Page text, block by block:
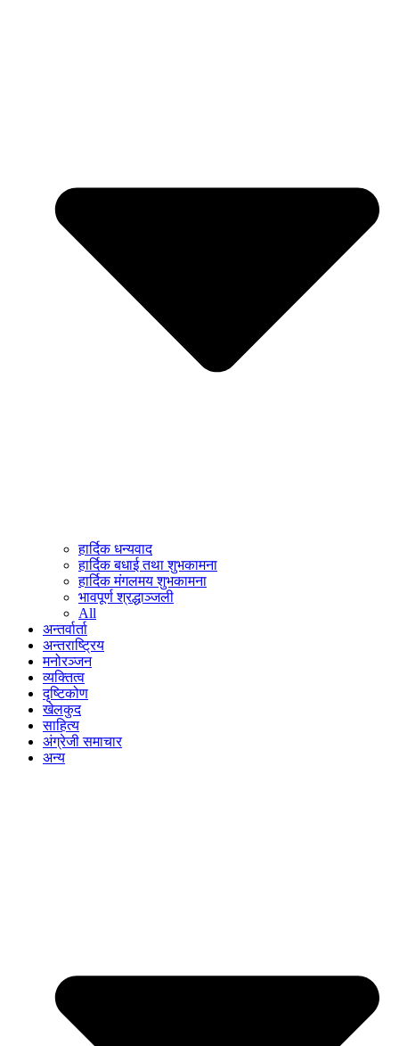
हार्दिक धन्यवाद
हार्दिक बधाई तथा शुभकामना
हार्दिक मंगलमय शुभकामना
भावपूर्ण श्रद्धाञ्जली
All
अन्तर्वार्ता
अन्तराष्ट्रिय
मनोरञ्जन
व्यक्तित्व
दृष्टिकोण
खेलकुद
साहित्य
अंग्रेजी समाचार
अन्य